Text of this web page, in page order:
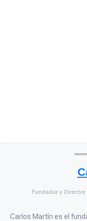
Fundador y
Carlos Martín es el